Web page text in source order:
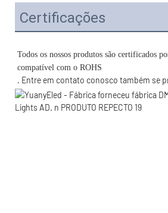
Certificações
Todos os nossos produtos são certificados
. Entre em contato conosco também se